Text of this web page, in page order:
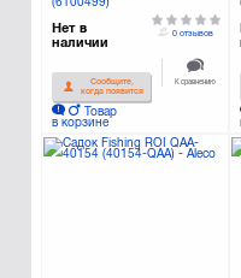
Нет в
наличии
Сообщите,
когда появится
Товар
в корзине
0 отзывов
К сравнению